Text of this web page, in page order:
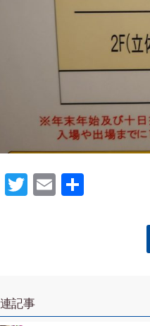
Facebook
Twitter
Email
記事